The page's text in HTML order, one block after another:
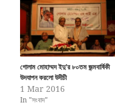
গোলাম মোহাম্মদ ইদু’র ৮০তম জন্মবার্ষিকী
উদযাপন করলো উদীচী
1 Mar 2016
In "সংবাদ"